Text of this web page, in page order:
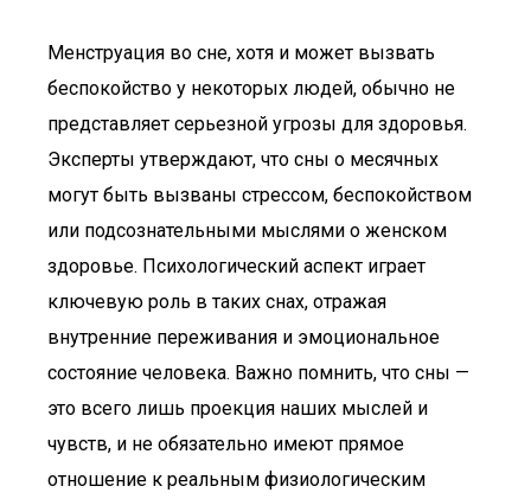
Менструация во сне, хотя и может вызвать
беспокойство у некоторых людей, обычно не
представляет серьезной угрозы для здоровья.
Эксперты утверждают, что сны о месячных
могут быть вызваны стрессом, беспокойством
или подсознательными мыслями о женском
здоровье. Психологический аспект играет
ключевую роль в таких снах, отражая
внутренние переживания и эмоциональное
состояние человека. Важно помнить, что сны —
это всего лишь проекция наших мыслей и
чувств, и не обязательно имеют прямое
отношение к реальным физиологическим